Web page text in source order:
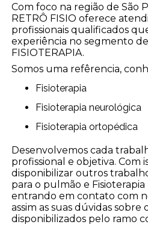
Com foco na região de São
RETRÔ FISIO oferece
profissionais qualificados
experiência no segmento de
FISIOTERAPIA.
Somos uma refêrencia,
Fisioterapia
Fisioterapia neurológica
Fisioterapia ortopédica
Desenvolvemos cada
profissional e objetiva. Com
disponibilizar outros
para o pulmão e Fisioterapia
entrando em contato com
assim as suas dúvidas
disponibilizados pelo ramo